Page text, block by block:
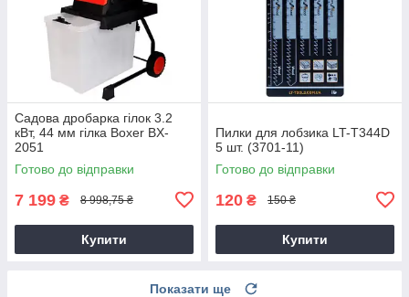
Садова дробарка гілок 3.2
кВт, 44 мм гілка Boxer BX-
2051
Готово до відправки
7 199 ₴ 8 998,75 ₴
Купити
Пилки для лобзика LT-T344D
5 шт. (3701-11)
Готово до відправки
120 ₴ 150 ₴
Купити
Показати ще